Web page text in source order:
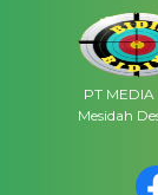
PT
Mesidah